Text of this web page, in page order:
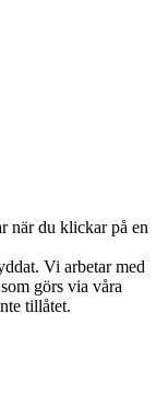
när du klickar på en
Vi arbetar med
görs via våra
tillåtet.